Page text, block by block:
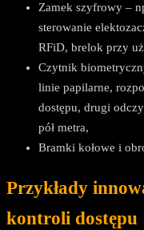
Zamek szyfrowy –
sterowanie
RFiD, brelok przy
Czytnik
linie papilarne,
dostępu, drugi
pół metra,
Bramki kołowe i
Przykłady
kontroli dostępu